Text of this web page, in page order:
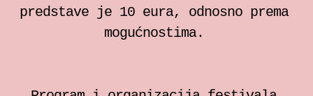
predstave je 10 eura, odnosno prema
mogućnostima.